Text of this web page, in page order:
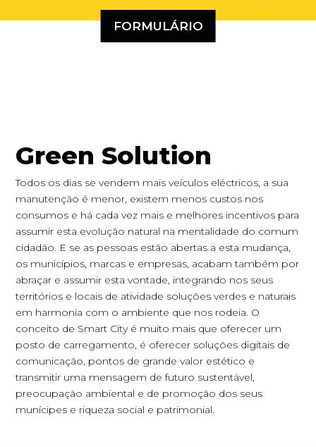
FORMULÁRIO
Green Solution
Todos os dias se vendem mais veículos eléctricos, a sua
manutenção é menor, existem menos custos nos
consumos e há cada vez mais e melhores incentivos para
assumir esta evolução natural na mentalidade do comum
cidadão. E se as pessoas estão abertas a esta mudança,
os municípios, marcas e empresas, acabam também por
abraçar e assumir esta vontade, integrando nos seus
territórios e locais de atividade soluções verdes e naturais
em harmonia com o ambiente que nos rodeia. O
conceito de Smart City é muito mais que oferecer um
posto de carregamento, é oferecer soluções digitais de
comunicação, pontos de grande valor estético e
transmitir uma mensagem de futuro sustentável,
preocupação ambiental e de promoção dos seus
munícipes e riqueza social e patrimonial.